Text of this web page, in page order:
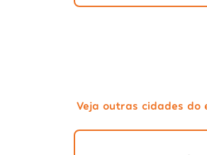
Veja outras cidades do